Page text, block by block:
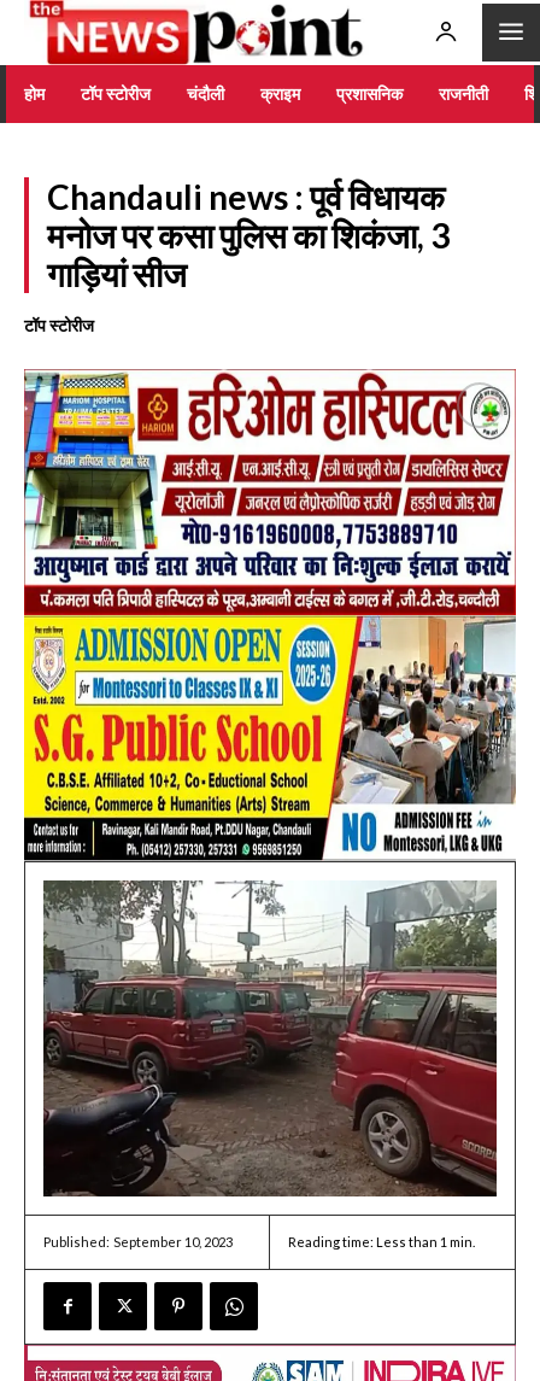
होम टॉप स्टोरीज चंदौली क्राइम प्रशासनिक राजनीती
Chandauli news : पूर्व विधायक
मनोज पर कसा पुलिस का शिकंजा, 3
गाड़ियां सीज
टॉप स्टोरीज
Published: September 10, 2023 Reading time: Less than 1 min.